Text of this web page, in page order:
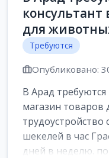
консультант
для
Требуются
Опубликовано:
В Арад
магазин товаров
трудоустройство
шекелей в час
дней в неделю. по